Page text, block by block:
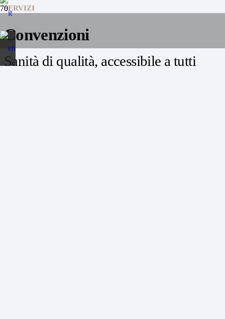
SERVIZI
Convenzioni
Sanità di qualità, accessibile a tutti